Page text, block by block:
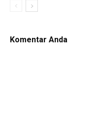
Komentar Anda